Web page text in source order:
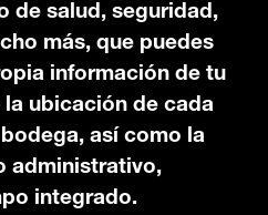
de salud, seguridad,
más, que puedes
información de tu
ubicación de cada
así como la
administrativo,
integrado.